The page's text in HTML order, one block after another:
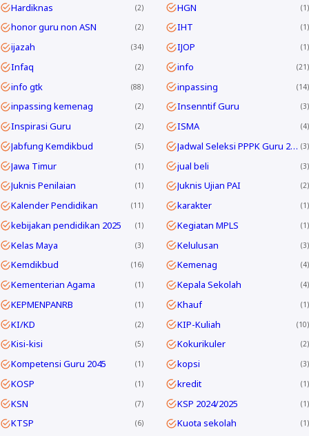
Hardiknas 2 HGN 1
honor guru non ASN 2 IHT 1
ijazah 34 IJOP 1
Infaq 2 info 21
info gtk 88 inpassing 14
inpassing kemenag 2 Insenntif Guru 3
Inspirasi Guru 2 ISMA 4
Jabfung Kemdikbud 5 Jadwal Seleksi PPPK Guru 2024 3
Jawa Timur 1 jual beli 3
Juknis Penilaian 1 Juknis Ujian PAI 2
Kalender Pendidikan 11 karakter 1
kebijakan pendidikan 2025 1 Kegiatan MPLS 1
Kelas Maya 3 Kelulusan 3
Kemdikbud 16 Kemenag 4
Kementerian Agama 1 Kepala Sekolah 4
KEPMENPANRB 1 Khauf 1
KI/KD 2 KIP-Kuliah 10
Kisi-kisi 5 Kokurikuler 2
Kompetensi Guru 2045 1 kopsi 3
KOSP 1 kredit 1
KSN 7 KSP 2024/2025 1
KTSP 6 Kuota sekolah 1